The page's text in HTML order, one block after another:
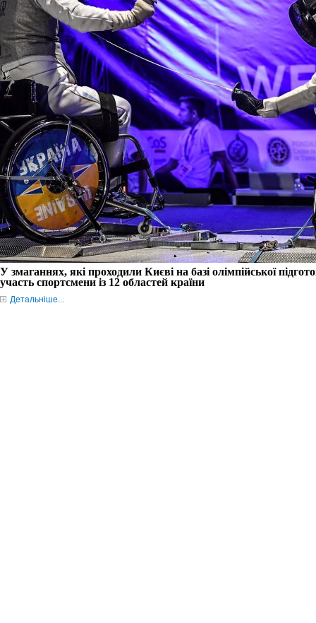
У змаганнях, які проходили Києві на базі олімпійської
участь спортсмени із 12 областей країни
Детальніше...